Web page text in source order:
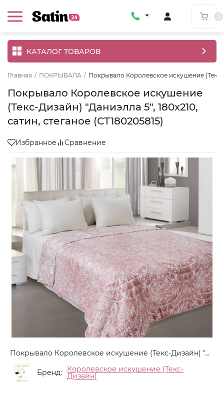
КАТАЛОГ ТОВАРОВ
Главная / ПОКРЫВАЛА / Покрывало Королевское искушение (Текс-
Покрывало Королевское искушение
(Текс-Дизайн) "Даниэлла 5", 180x210,
сатин, стеганое (СТ180205815)
Избранное Сравнение
Покрывало Королевское искушение (Текс-Дизайн) "Даниэлла 5", 180x210, сатин, стеганое (СТ180205815)
Бренд: Королевское искушение (Текс-
Дизайн)